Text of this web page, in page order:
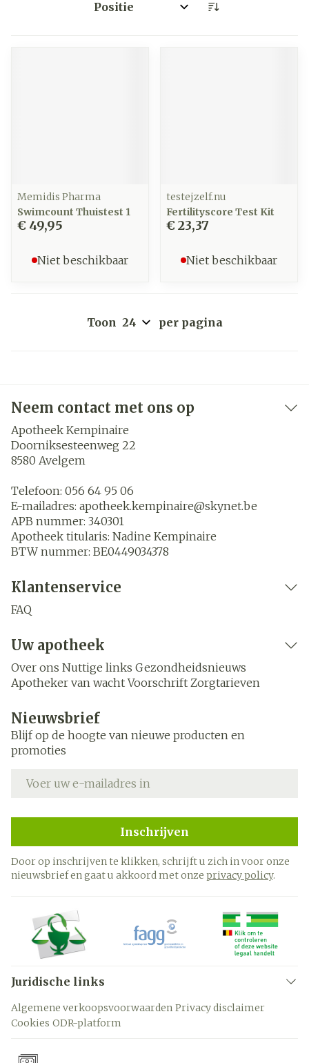
Sorteer op:
Memidis Pharma
Swimcount Thuistest 1
€ 49,95
Niet beschikbaar
testejzelf.nu
Fertilityscore Test Kit
€ 23,37
Niet beschikbaar
Toon per pagina
Neem contact met ons op
Apotheek Kempinaire
Doorniksesteenweg 22
8580 Avelgem
Telefoon: 056 64 95 06
E-mailadres: apotheek.kempinaire@skynet.be
APB nummer: 340301
Apotheek titularis: Nadine Kempinaire
BTW nummer: BE0449034378
Klantenservice
FAQ
Uw apotheek
Over ons Nuttige links Gezondheidsnieuws
Apotheker van wacht Voorschrift Zorgtarieven
Nieuwsbrief
Blijf op de hoogte van nieuwe producten en
promoties
Inschrijven
Door op inschrijven te klikken, schrijft u zich in voor onze
nieuwsbrief en gaat u akkoord met onze privacy policy.
Juridische links
Algemene verkoopsvoorwaarden Privacy disclaimer
Cookies ODR-platform